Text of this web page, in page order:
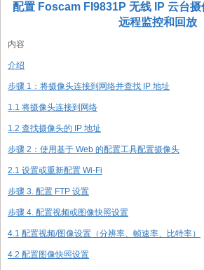
配置 Foscam FI9831P 无线 IP 云台摄
远程监控和回放
内容
介绍
步骤 1：将摄像头连接到网络并查找 IP 地址
1.1 将摄像头连接到网络
1.2 查找摄像头的 IP 地址
步骤 2：使用基于 Web 的配置工具配置摄像头
2.1 设置或重新配置 Wi-Fi
步骤 3. 配置 FTP 设置
步骤 4. 配置视频或图像快照设置
4.1 配置视频/图像设置（分辨率、帧速率、比特率）
4.2 配置图像快照设置